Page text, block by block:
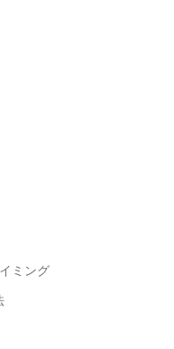
ミング